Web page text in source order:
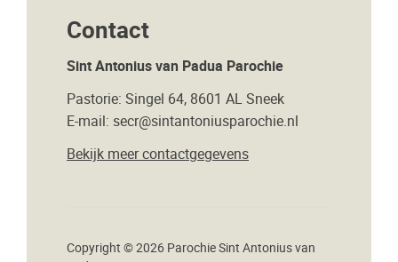
Contact
Sint Antonius van Padua Parochie
Pastorie: Singel 64, 8601 AL Sneek
E-mail: secr@sintantoniusparochie.nl
Bekijk meer contactgegevens
Copyright © 2026 Parochie Sint Antonius van